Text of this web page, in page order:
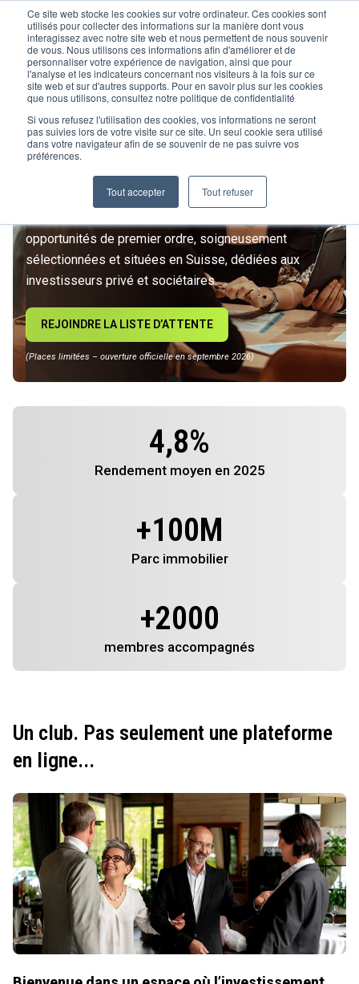
Ce site web stocke les cookies sur votre ordinateur. Ces cookies sont
utilisés pour collecter des informations sur la manière dont vous
interagissez avec notre site web et nous permettent de nous souvenir
de vous. Nous utilisons ces informations afin d'améliorer et de
personnaliser votre expérience de navigation, ainsi que pour
l'analyse et les indicateurs concernant nos visiteurs à la fois sur ce
site web et sur d'autres supports. Pour en savoir plus sur les cookies
que nous utilisons, consultez notre politique de confidentialité
Si vous refusez l'utilisation des cookies, vos informations ne seront
pas suivies lors de votre visite sur ce site. Un seul cookie sera utilisé
dans votre navigateur afin de se souvenir de ne pas suivre vos
préférences.
Tout accepter Tout refuser
L’IMMOBILIER
D’INVESTISSEMENT ENTRE
DANS UNE NOUVELLE ÈRE
Rejoignez le premier club privé d'investissement
opportunités de premier ordre, soigneusement
sélectionnées et situées en Suisse, dédiées aux
investisseurs privé et sociétaires.
REJOINDRE LA LISTE D’ATTENTE
(Places limitées – ouverture officielle en septembre 2026)
4,8%
Rendement moyen en 2025
+100M
Parc immobilier
+2000
membres accompagnés
Un club. Pas seulement une plateforme
en ligne...